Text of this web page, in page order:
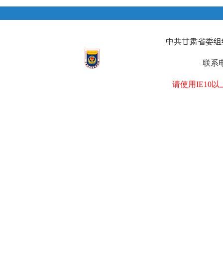
中共甘肃省委
联系
请使用IE10以